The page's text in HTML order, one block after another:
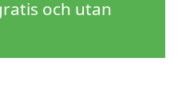
och utan